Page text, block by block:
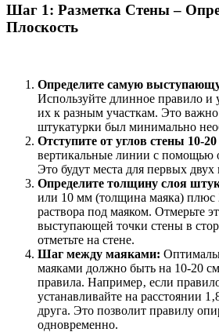
Шаг 1: Разметка Стены –
Плоскость
Определите самую
Используйте длинное правило и
их к разным участкам. Это
штукатурки был минимально
Отступите от углов стены 10-
вертикальные линии с помощью
Это будут места для первых двух
Определите толщину слоя
или 10 мм (толщина маяка) плюс
раствора под маяком. Отмерьте
выступающей точки стены в
отметьте на стене.
Шаг между маяками:
маяками должно быть на 10-20
правила. Например‚ если
устанавливайте на расстоянии
друга. Это позволит правилу
одновременно.